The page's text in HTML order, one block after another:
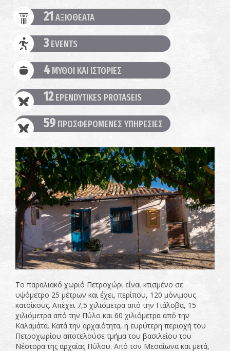
21 ΑΞΙΟΘΕΑΤΑ
3 EVENTS
4 ΜΥΘΟΙ ΚΑΙ ΙΣΤΟΡΙΕΣ
12EPENDYTIKES PROTASEIS
59 ΠΡΟΣΦΕΡΟΜΕΝΕΣ ΥΠΗΡΕΣΙΕΣ
Το παραλιακό χωριό Πετροχώρι είναι κτισμένο σε
υψόμετρο 25 μέτρων και έχει, περίπου, 120 μόνιμους
κατοίκους. Απέχει 7,5 χιλιόμετρα από την Γιάλοβα, 15
χιλιόμετρα από την Πύλο και 60 χιλιόμετρα από την
Καλαμάτα. Κατά την αρχαιότητα, η ευρύτερη περιοχή του
Πετροχωρίου αποτελούσε τμήμα του βασιλείου του
Νέστορα της αρχαίας Πύλου. Από τον Μεσαίωνα και μετά,